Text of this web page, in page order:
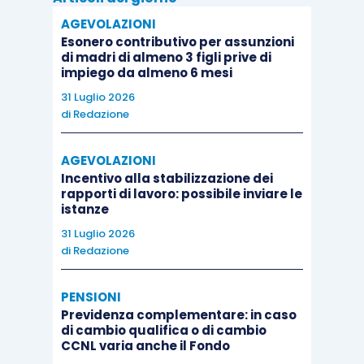
servizi che hanno toccano i minimi da ottobre
2012, scoraggiate dal dollaro forte e dalla crisi
cinese. Il Congressional Budget Office ha, infine,
annunciato che il budget deficit statunitense per
l’anno fiscale terminato a settembre è stato
Nasdaq Composite +3.97%
Asia
Nell’ultima settimana i mercati azionari asiatici
hanno registrato forti rialzi segnando la migliore
performance dal 2011. L’espansione segue dati
macro statunitensi inferiori alle attese e il
conseguente probabile ritardo nel rialzo dei tassi
da parte della Fed. Secondo diversi analisti, tassi
AGEVOLAZIONI
Esonero contributivo per assunzioni
di madri di almeno 3 figli prive di
impiego da almeno 6 mesi
31 Luglio 2026
di Redazione
AGEVOLAZIONI
Incentivo alla stabilizzazione dei
rapporti di lavoro: possibile inviare le
istanze
31 Luglio 2026
di Redazione
PENSIONI
Previdenza complementare: in caso
di cambio qualifica o di cambio
CCNL varia anche il Fondo